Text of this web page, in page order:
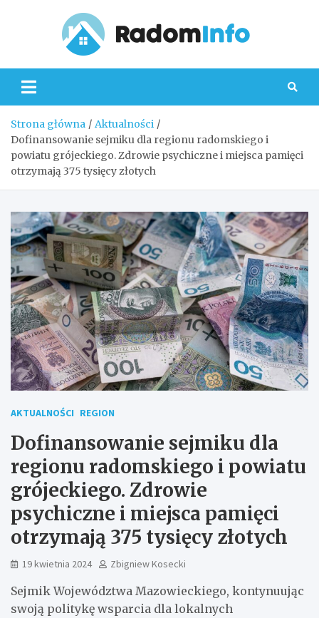
Strona główna
Aktualności
Dofinansowanie sejmiku dla regionu radomskiego i
powiatu grójeckiego. Zdrowie psychiczne i miejsca pamięci
otrzymają 375 tysięcy złotych
AKTUALNOŚCI REGION
Dofinansowanie sejmiku dla
regionu radomskiego i powiatu
grójeckiego. Zdrowie
psychiczne i miejsca pamięci
otrzymają 375 tysięcy złotych
19 kwietnia 2024 Zbigniew Kosecki
Sejmik Województwa Mazowieckiego, kontynuując
swoją politykę wsparcia dla lokalnych